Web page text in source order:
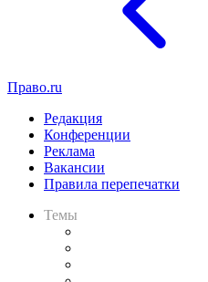
Право.ru
Редакция
Конференции
Реклама
Вакансии
Правила перепечатки
Темы